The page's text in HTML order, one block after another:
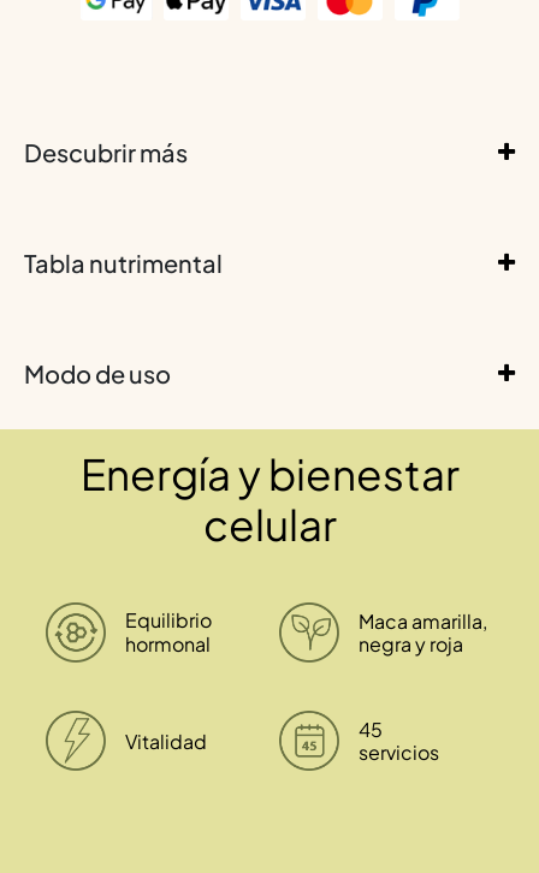
Descubrir más
Tabla nutrimental
Modo de uso
Energía y bienestar
celular
Equilibrio
hormonal
Maca amarilla,
negra y roja
Vitalidad
45
servicios